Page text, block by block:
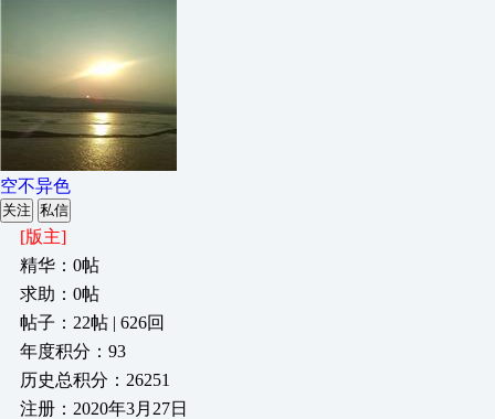
空不异色
关注 私信
[版主]
精华：0帖
求助：0帖
帖子：22帖 | 626回
年度积分：93
历史总积分：26251
注册：2020年3月27日